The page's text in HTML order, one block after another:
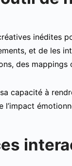
inédites
et de les
des mappings
capacité à
l’impact